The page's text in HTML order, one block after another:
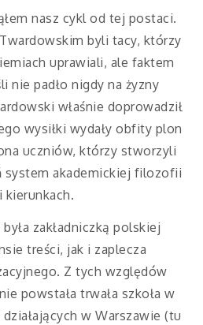
nasz cykl od tej postaci.
byli tacy, którzy
uprawiali, ale faktem
nie padło nigdy na żyzny
właśnie doprowadził
wysiłki wydały obfity plon
uczniów, którzy stworzyli
system akademickiej filozofii
kierunkach.
zakładniczką polskiej
treści, jak i zaplecza
Z tych względów
powstała trwała szkoła w
w Warszawie (tu